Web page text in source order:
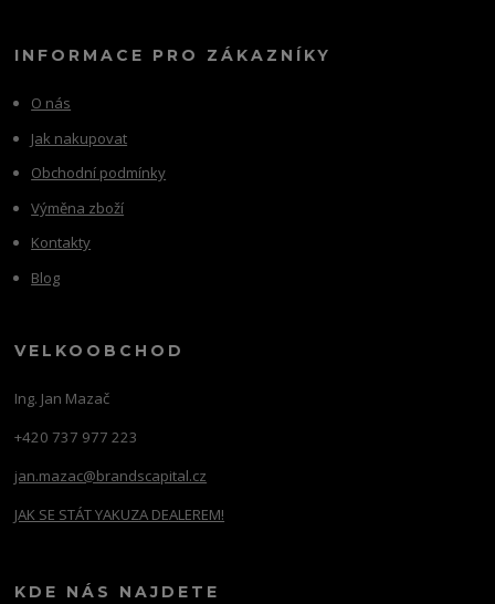
INFORMACE PRO ZÁKAZNÍKY
O nás
Jak nakupovat
Obchodní podmínky
Výměna zboží
Kontakty
Blog
VELKOOBCHOD
Ing. Jan Mazač
+420 737 977 223
jan.mazac@brandscapital.cz
JAK SE STÁT YAKUZA DEALEREM!
KDE NÁS NAJDETE